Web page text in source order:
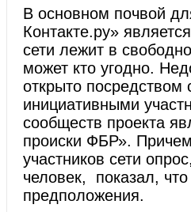
В основном почвой
Контакте.ру»
сети лежит в
может кто угодно.
открыто посредством
инициативными
сообществ проекта
происки ФБР».
участников сети
человек, показал,
предположения.